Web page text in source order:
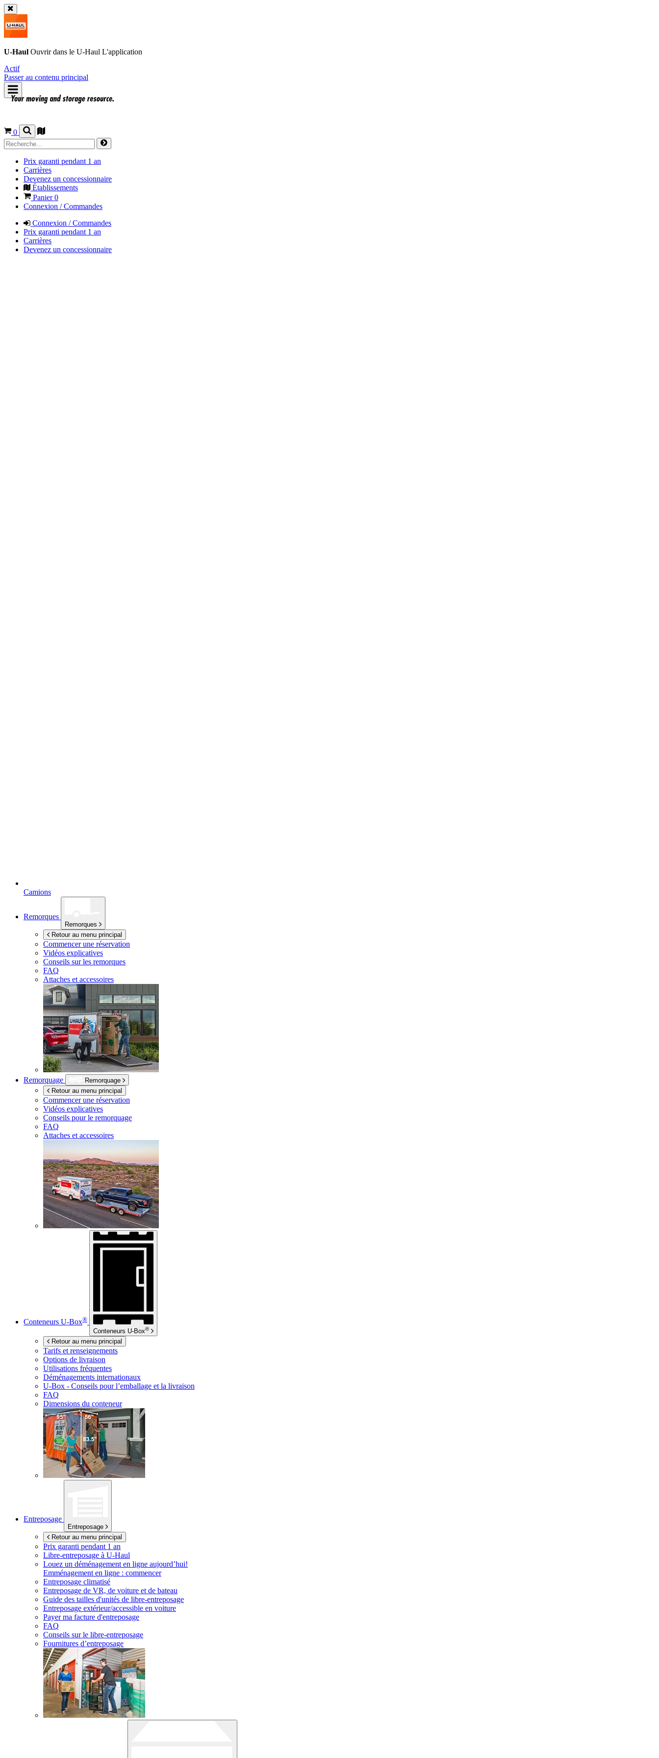
U-Haul Ouvrir dans le U-Haul L'application
Actif
Passer au contenu principal
0
Prix garanti pendant 1 an
Carrières
Devenez un concessionnaire
Établissements
Panier0
Connexion / Commandes
Connexion / Commandes
Prix garanti pendant 1 an
Carrières
Devenez un concessionnaire
Camions
Remorques
Remorques
Retour au menu principal
Commencer une réservation
Vidéos explicatives
Conseils sur les remorques
FAQ
Attaches et accessoires
Remorquage
Remorquage
Retour au menu principal
Commencer une réservation
Vidéos explicatives
Conseils pour le remorquage
FAQ
Attaches et accessoires
Conteneurs U-Box®
Conteneurs U-Box®
Retour au menu principal
Tarifs et renseignements
Options de livraison
Utilisations fréquentes
Déménagements internationaux
U-Box - Conseils pour l’emballage et la livraison
FAQ
Dimensions du conteneur
Entreposage
Entreposage
Retour au menu principal
Prix garanti pendant 1 an
Libre-entreposage à U-Haul
Louez un déménagement en ligne aujourd’hui!
Emménagement en ligne : commencer
Entreposage climatisé
Entreposage de VR, de voiture et de bateau
Guide des tailles d'unités de libre-entreposage
Entreposage extérieur/accessible en voiture
Payer ma facture d'entreposage
FAQ
Conseils sur le libre-entreposage
Fournitures d’entreposage